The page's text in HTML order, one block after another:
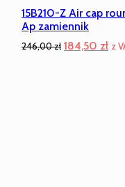
15B210-Z Air cap
Ap zamiennik
246,00zł Pierwotna
184,50 zł z